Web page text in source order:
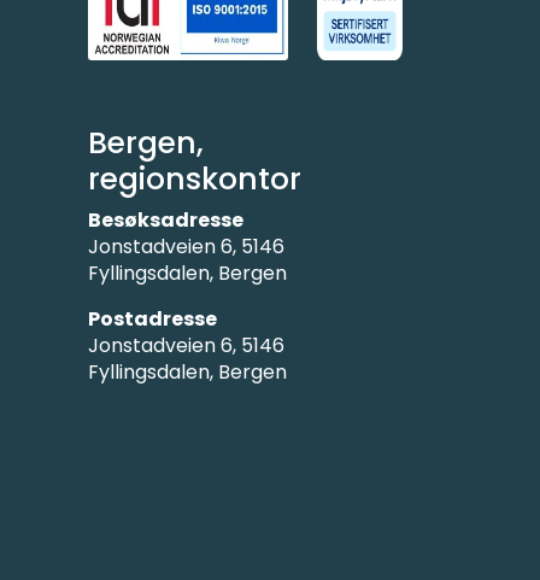
Bergen,
regionskontor
Besøksadresse
Jonstadveien 6, 5146
Fyllingsdalen, Bergen
Postadresse
Jonstadveien 6, 5146
Fyllingsdalen, Bergen